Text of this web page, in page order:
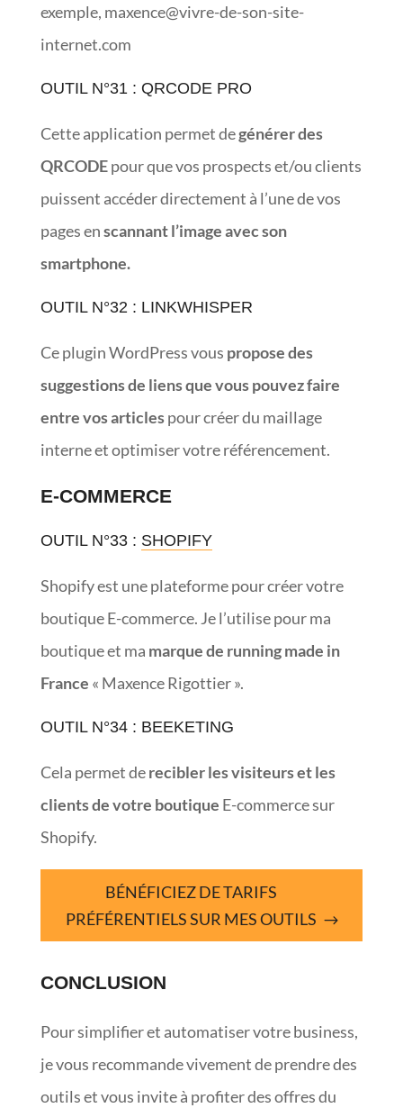
exemple, maxence@vivre-de-son-site-
internet.com
OUTIL N°31 : QRCODE PRO
Cette application permet degénérer des
QRCODEpour que vos prospects et/ou clients
puissent accéder directement à l’une de vos
pages enscannant l’image avec son
smartphone.
OUTIL N°32 : LINKWHISPER
Ce plugin WordPress vous propose des
suggestions de liens que vous pouvez faire
entre vos articlespour créer du maillage
interne et optimiser votre référencement.
E-COMMERCE
OUTIL N°33 : SHOPIFY
Shopify est une plateforme pour créer votre
boutique E-commerce. Je l’utilise pour ma
boutique et ma marque de running made in
France « Maxence Rigottier ».
OUTIL N°34 : BEEKETING
Cela permet derecibler les visiteurs et les
clients de votre boutique E-commerce sur
Shopify.
BÉNÉFICIEZ DE TARIFS
PRÉFÉRENTIELS SUR MES OUTILS
CONCLUSION
Pour simplifier et automatiser votre business,
je vous recommande vivement de prendre des
outils et vous invite à profiter des offres du